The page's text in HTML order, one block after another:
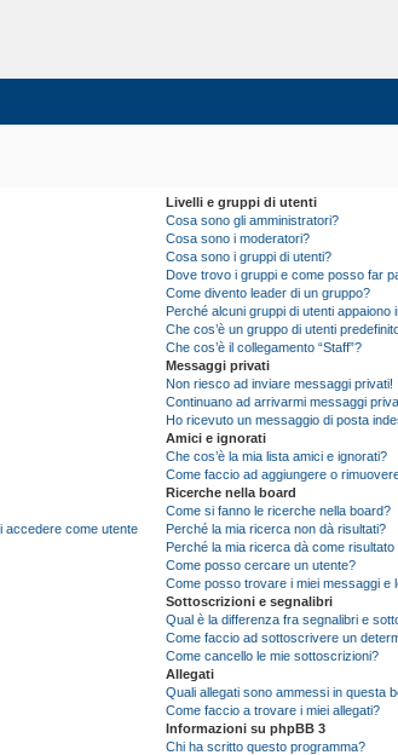
accedere come utente
Livelli e gruppi di utenti
Cosa sono gli amministratori?
Cosa sono i moderatori?
Cosa sono i gruppi di utenti?
Dove trovo i gruppi e come posso far
Come divento leader di un gruppo?
Perché alcuni gruppi di utenti appaiono
Che cos’è un gruppo di utenti
Che cos’è il collegamento “Staff”?
Messaggi privati
Non riesco ad inviare messaggi privati!
Continuano ad arrivarmi messaggi
Ho ricevuto un messaggio di posta
Amici e ignorati
Che cos’è la mia lista amici e ignorati?
Come faccio ad aggiungere o
Ricerche nella board
Come si fanno le ricerche nella board?
Perché la mia ricerca non dà risultati?
Perché la mia ricerca dà come
Come posso cercare un utente?
Come posso trovare i miei messaggi e
Sottoscrizioni e segnalibri
Qual è la differenza fra segnalibri e
Come faccio ad sottoscrivere un
Come cancello le mie sottoscrizioni?
Allegati
Quali allegati sono ammessi in questa
Come faccio a trovare i miei allegati?
Informazioni su phpBB 3
Chi ha scritto questo programma?